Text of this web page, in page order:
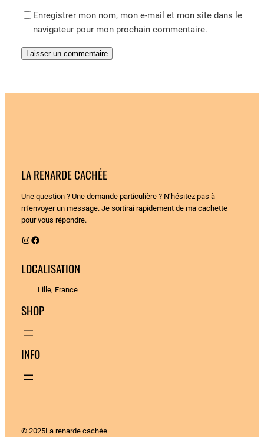
Enregistrer mon nom, mon e-mail et mon site dans le
navigateur pour mon prochain commentaire.
LA RENARDE CACHÉE
Une question ? Une demande particulière ? N’hésitez pas à
m’envoyer un message. Je sortirai rapidement de ma cachette
pour vous répondre.
Instagram Facebook
LOCALISATION
Lille, France
SHOP
INFO
© 2025La renarde cachée